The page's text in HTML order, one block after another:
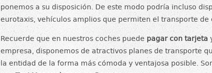
ponemos a su disposición. De este modo podría incluso
eurotaxis, vehículos amplios que permiten el transporte de
Recuerde que en nuestros coches puede pagar con tarjeta
empresa, disponemos de atractivos planes de transporte
la entidad de la forma más cómoda y ventajosa posible.